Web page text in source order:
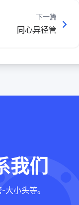
下一篇
同心异径管
我们
小头等。